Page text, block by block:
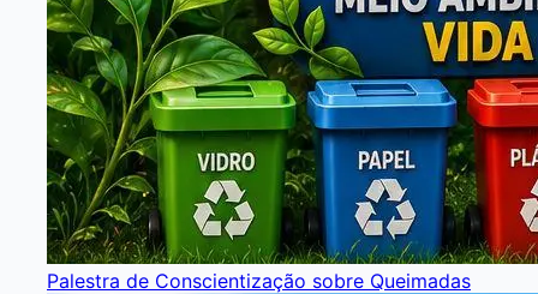
Palestra de Conscientização sobre Queimadas